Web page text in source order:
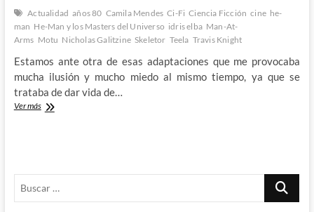
Actualidad años 80 Camila Mendes Ci-Fi Ciencia Ficción cine he-
man He-Man y los Masters del Universo idris elba Man-At-
Arms Motu Nicholas Galitzine Skeletor Teela Travis Knight
Estamos ante otra de esas adaptaciones que me provocaba
mucha ilusión y mucho miedo al mismo tiempo, ya que se
trataba de dar vida de…
Ver másHe-
Vuelve
Buscar